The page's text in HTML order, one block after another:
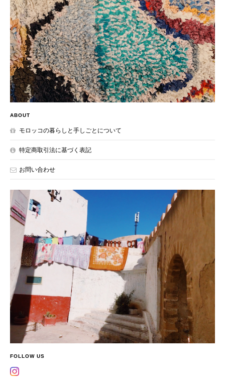
ABOUT
モロッコの暮らしと手しごとについて
特定商取引法に基づく表記
お問い合わせ
FOLLOW US